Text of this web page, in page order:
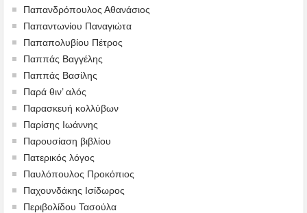
Παπανδρόπουλος Αθανάσιος
Παπαντωνίου Παναγιώτα
Παπαπολυβίου Πέτρος
Παππάς Βαγγέλης
Παππάς Βασίλης
Παρά θιν’ αλός
Παρασκευή κολλύβων
Παρίσης Ιωάννης
Παρουσίαση βιβλίου
Πατερικός λόγος
Παυλόπουλος Προκόπιος
Παχουνδάκης Ισίδωρος
Περιβολίδου Τασούλα